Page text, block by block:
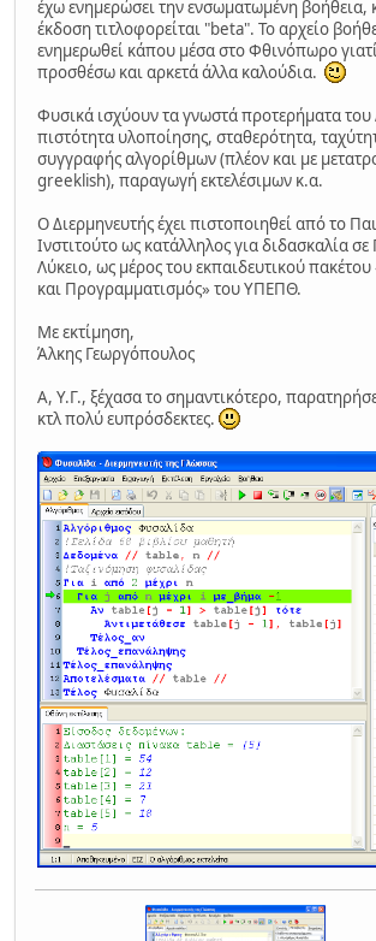
έχω ενημερώσει την ενσωματωμένη βοήθεια,
έκδοση τιτλοφορείται "beta". Το αρχείο
ενημερωθεί κάπου μέσα στο Φθινόπωρο
προσθέσω και αρκετά άλλα καλούδια.
Φυσικά ισχύουν τα γνωστά προτερήματα του
πιστότητα υλοποίησης, σταθερότητα,
συγγραφής αλγορίθμων (πλέον και με
greeklish), παραγωγή εκτελέσιμων κ.α.
Ο Διερμηνευτής έχει πιστοποιηθεί από το
Ινστιτούτο ως κατάλληλος για διδασκαλία
Λύκειο, ως μέρος του εκπαιδευτικού
και Προγραμματισμός» του ΥΠΕΠΘ.
Με εκτίμηση,
Άλκης Γεωργόπουλος
Α, Υ.Γ., ξέχασα το σημαντικότερο,
κτλ πολύ ευπρόσδεκτες.